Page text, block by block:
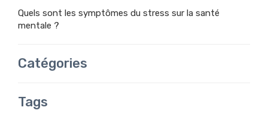
Quels sont les symptômes du stress sur la santé
mentale ?
Catégories
Tags